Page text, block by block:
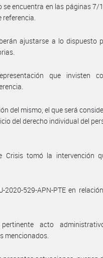
encuentra en las páginas 7/
referencia.
ajustarse a lo dispuesto
que invisten
del mismo, el que será
del derecho individual del
Crisis tomó la intervención
2020-529-APN-PTE en
acto
mencionados.